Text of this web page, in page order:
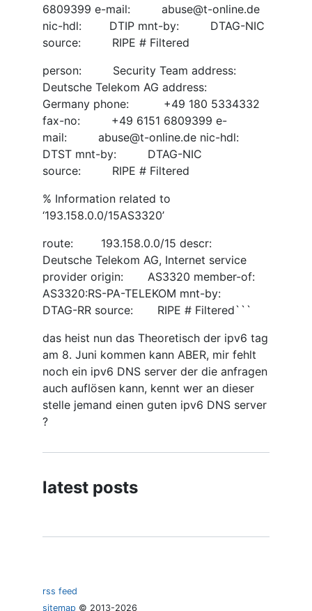
6809399 e-mail: abuse@t-online.de
nic-hdl: DTIP mnt-by: DTAG-NIC
source: RIPE # Filtered
person: Security Team address:
Deutsche Telekom AG address:
Germany phone: +49 180 5334332
fax-no: +49 6151 6809399 e-
mail: abuse@t-online.de nic-hdl:
DTST mnt-by: DTAG-NIC
source: RIPE # Filtered
% Information related to
‘193.158.0.0/15AS3320’
route: 193.158.0.0/15 descr:
Deutsche Telekom AG, Internet service
provider origin: AS3320 member-of:
AS3320:RS-PA-TELEKOM mnt-by:
DTAG-RR source: RIPE # Filtered```
das heist nun das Theoretisch der ipv6 tag
am 8. Juni kommen kann ABER, mir fehlt
noch ein ipv6 DNS server der die anfragen
auch auflösen kann, kennt wer an dieser
stelle jemand einen guten ipv6 DNS server
?
latest posts
rss feed
sitemap © 2013-2026